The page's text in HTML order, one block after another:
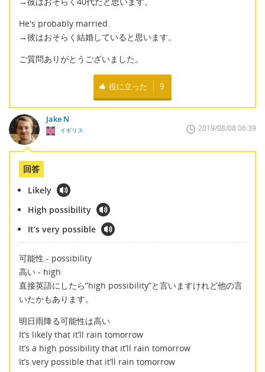
He's probably married.
→彼はおそらく結婚していると思います。
ご質問ありがとうございました。
役に立った 9
Jake N
イギリス 2019/08/08 06:39
回答
Likely
High possibility
It’s very possible
可能性 - possibility
高い - high
直接英語にしたら”high possibility”と言いますけれど他の言
いたかもあります。
明日雨降る可能性は高い
It’s likely that it’ll rain tomorrow
It’s a high possibility that it’ll rain tomorrow
It’s very possible that it’ll rain tomorrow